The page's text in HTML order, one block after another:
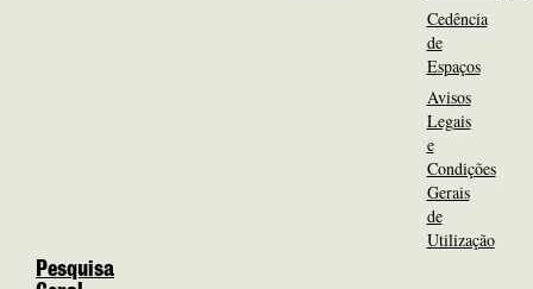
Cedência
de
Espaços
Avisos
Legais
e
Condições
Gerais
de
Utilização
Pesquisa